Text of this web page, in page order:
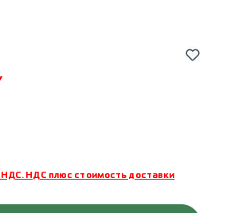
НДС плюс стоимость доставки